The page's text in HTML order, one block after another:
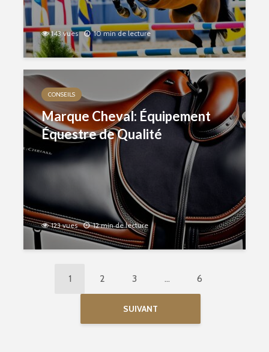
143 vues 10 min de lecture
CONSEILS
Marque Cheval: Équipement
Équestre de Qualité
123 vues 12 min de lecture
1 2 3 … 6
SUIVANT